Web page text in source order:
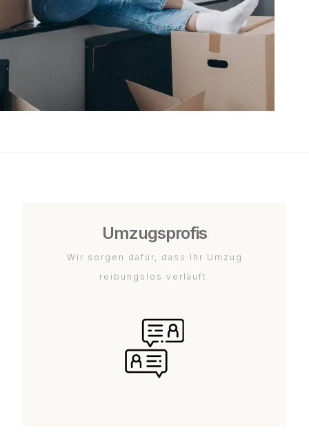
Umzugsprofis
Wir sorgen dafür, dass Ihr Umzug
reibungslos verläuft.